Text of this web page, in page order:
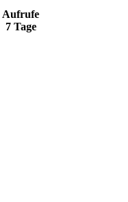
Aufrufe
7 Tage